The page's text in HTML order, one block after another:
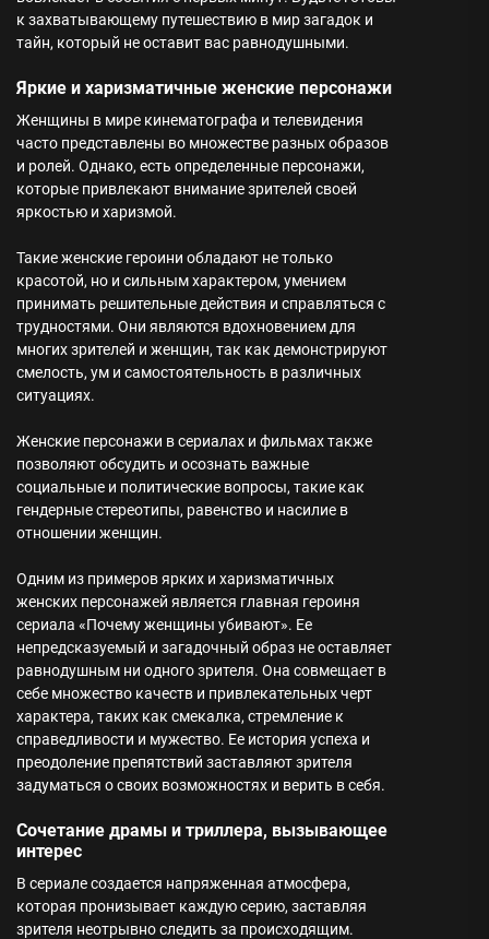
к захватывающему путешествию в мир загадок и
тайн, который не оставит вас равнодушными.
Яркие и харизматичные женские персонажи
Женщины в мире кинематографа и телевидения
часто представлены во множестве разных образов
и ролей. Однако, есть определенные персонажи,
которые привлекают внимание зрителей своей
яркостью и харизмой.
Такие женские героини обладают не только
красотой, но и сильным характером, умением
принимать решительные действия и справляться с
трудностями. Они являются вдохновением для
многих зрителей и женщин, так как демонстрируют
смелость, ум и самостоятельность в различных
ситуациях.
Женские персонажи в сериалах и фильмах также
позволяют обсудить и осознать важные
социальные и политические вопросы, такие как
гендерные стереотипы, равенство и насилие в
отношении женщин.
Одним из примеров ярких и харизматичных
женских персонажей является главная героиня
сериала «Почему женщины убивают». Ее
непредсказуемый и загадочный образ не оставляет
равнодушным ни одного зрителя. Она совмещает в
себе множество качеств и привлекательных черт
характера, таких как смекалка, стремление к
справедливости и мужество. Ее история успеха и
преодоление препятствий заставляют зрителя
задуматься о своих возможностях и верить в себя.
Сочетание драмы и триллера, вызывающее
интерес
В сериале создается напряженная атмосфера,
которая пронизывает каждую серию, заставляя
зрителя неотрывно следить за происходящим.